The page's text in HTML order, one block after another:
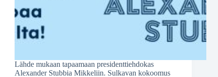
Lähde mukaan tapaamaan presidenttiehdokas
Alexander Stubbia Mikkeliin. Sulkavan kokoomus